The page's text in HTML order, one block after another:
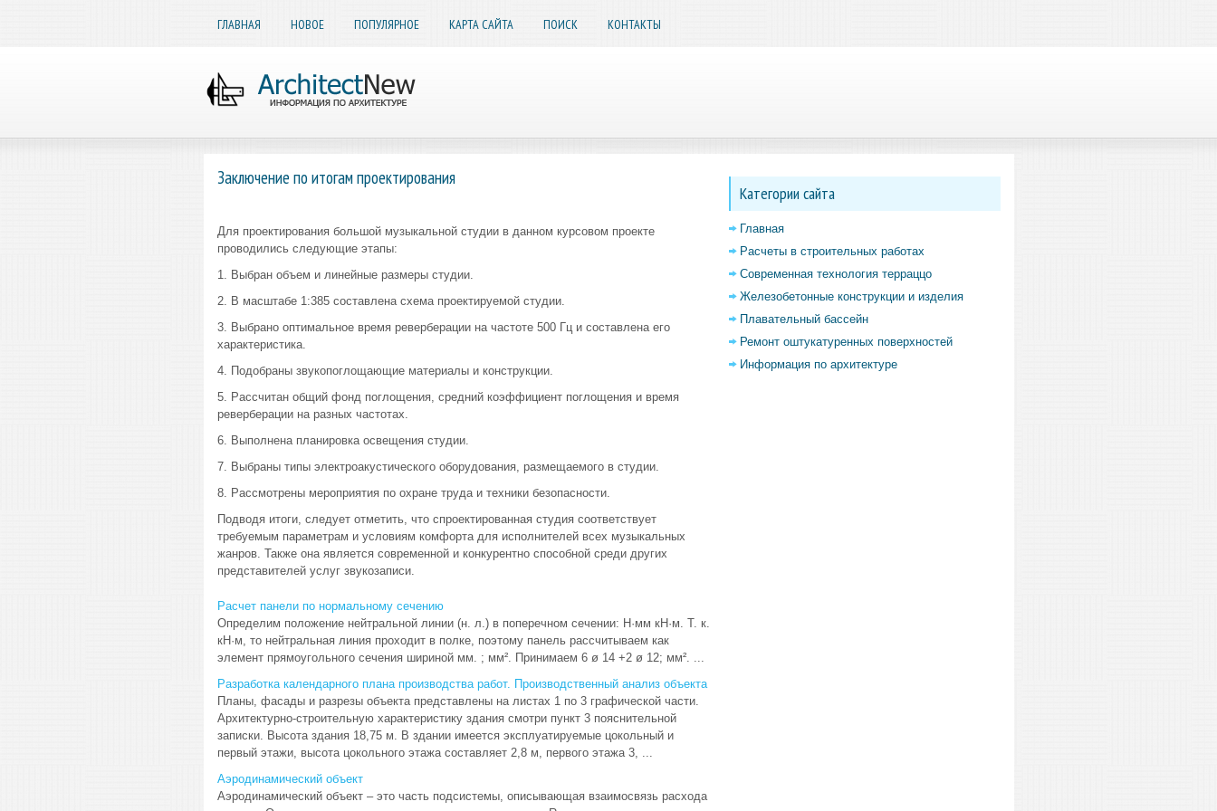
ГЛАВНАЯ НОВОЕ ПОПУЛЯРНОЕ КАРТА САЙТА ПОИСК КОНТАКТЫ
Заключение по итогам проектирования
Для проектирования большой музыкальной студии в данном курсовом проекте
проводились следующие этапы:
1. Выбран объем и линейные размеры студии.
2. В масштабе 1:385 составлена схема проектируемой студии.
3. Выбрано оптимальное время реверберации на частоте 500 Гц и составлена его
характеристика.
4. Подобраны звукопоглощающие материалы и конструкции.
5. Рассчитан общий фонд поглощения, средний коэффициент поглощения и время
реверберации на разных частотах.
6. Выполнена планировка освещения студии.
7. Выбраны типы электроакустического оборудования, размещаемого в студии.
8. Рассмотрены мероприятия по охране труда и техники безопасности.
Подводя итоги, следует отметить, что спроектированная студия соответствует
требуемым параметрам и условиям комфорта для исполнителей всех музыкальных
жанров. Также она является современной и конкурентно способной среди других
представителей услуг звукозаписи.
Расчет панели по нормальному сечению
Определим положение нейтральной линии (н. л.) в поперечном сечении: Н·мм кН·м. Т. к.
кН·м, то нейтральная линия проходит в полке, поэтому панель рассчитываем как
элемент прямоугольного сечения шириной мм. ; мм². Принимаем 6 ø 14 +2 ø 12; мм². ...
Разработка календарного плана производства работ. Производственный анализ объекта
Планы, фасады и разрезы объекта представлены на листах 1 по 3 графической части.
Архитектурно-строительную характеристику здания смотри пункт 3 пояснительной
записки. Высота здания 18,75 м. В здании имеется эксплуатируемые цокольный и
первый этажи, высота цокольного этажа составляет 2,8 м, первого этажа 3, ...
Аэродинамический объект
Аэродинамический объект – это часть подсистемы, описывающая взаимосвязь расхода
Категории сайта
Главная
Расчеты в строительных работах
Современная технология терраццо
Железобетонные конструкции и изделия
Плавательный бассейн
Ремонт оштукатуренных поверхностей
Информация по архитектуре